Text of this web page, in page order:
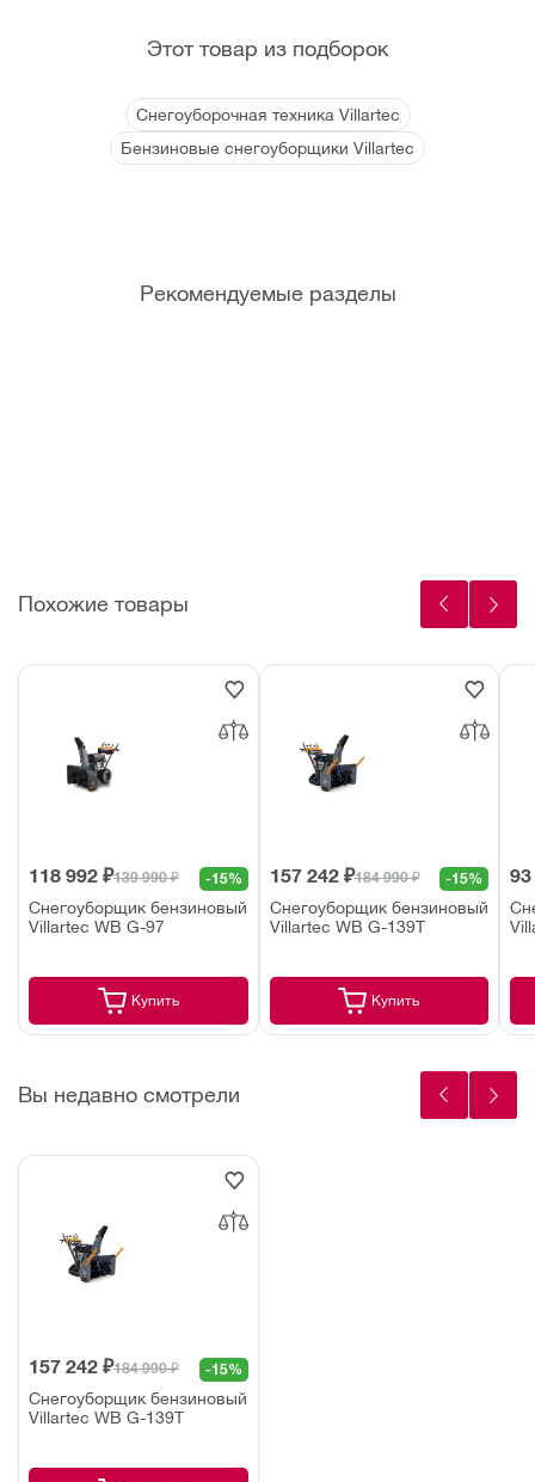
Этот товар из подборок
Снегоуборочная техника Villartec
Бензиновые снегоуборщики Villartec
Рекомендуемые разделы
Похожие товары
118 992 ₽139 990 ₽ -15%
Снегоуборщик бензиновый
Villartec WB G-97
Купить
157 242 ₽184 990 ₽ -15%
Снегоуборщик бензиновый
Villartec WB G-139T
Купить
93
Вы недавно смотрели
157 242 ₽184 990 ₽ -15%
Снегоуборщик бензиновый
Villartec WB G-139T